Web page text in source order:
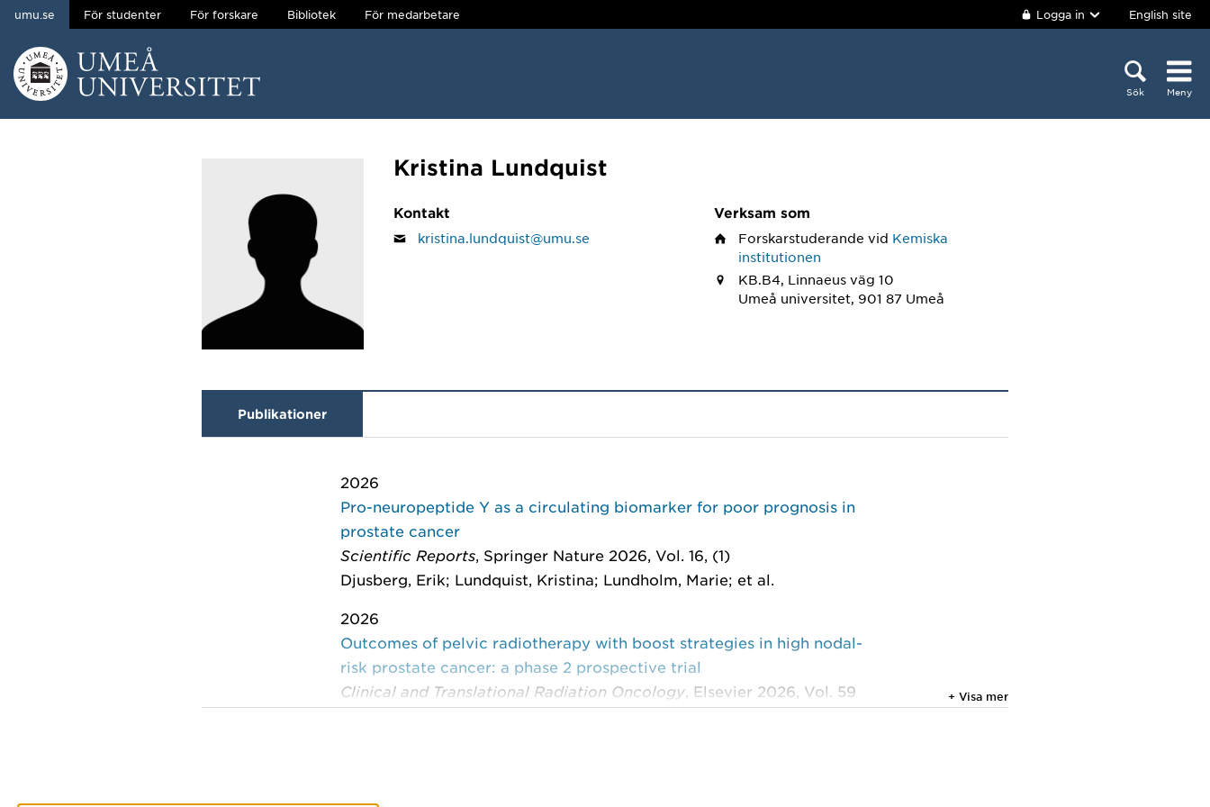
Hoppa direkt till innehållet
umu.se För studenter För forskare Bibliotek För medarbetare Logga in English site
Sök Meny
Kristina Lundquist
Kontakt
kristina.lundquist@umu.se
Verksam som
Forskarstuderande vid Kemiska
institutionen
KB.B4, Linnaeus väg 10
Umeå universitet, 901 87 Umeå
Publikationer
2026
Pro-neuropeptide Y as a circulating biomarker for poor prognosis in
prostate cancer
Scientific Reports, Springer Nature 2026, Vol. 16, (1)
Djusberg, Erik; Lundquist, Kristina; Lundholm, Marie; et al.
2026
Outcomes of pelvic radiotherapy with boost strategies in high nodal-
risk prostate cancer: a phase 2 prospective trial
Clinical and Translational Radiation Oncology, Elsevier 2026, Vol. 59
Cancers
+ Visa mer